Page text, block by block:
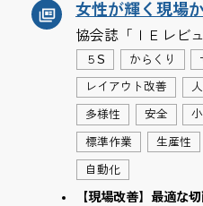
女性が輝く現場
協会誌「ＩＥレビュ
５S からくり
レイアウト改善
多様性 安全
標準作業 生産性
自動化
【現場改善】最適な